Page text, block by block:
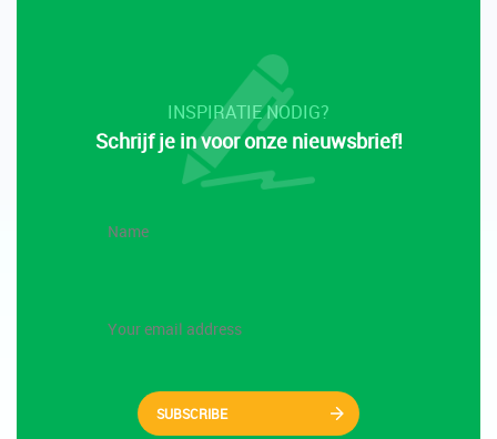
INSPIRATIE NODIG?
Schrijf je in voor onze nieuwsbrief!
SUBSCRIBE